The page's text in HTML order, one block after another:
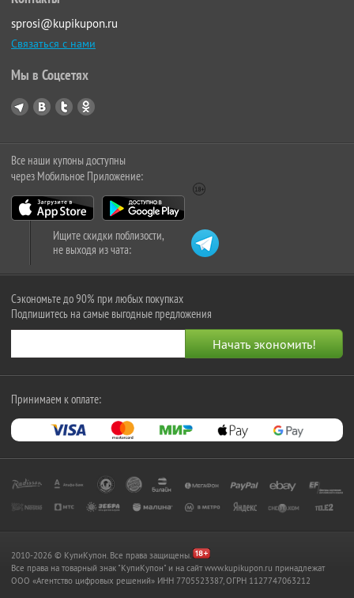
sprosi@kupikupon.ru
Связаться с нами
Мы в Соцсетях
Все наши купоны доступны
через Мобильное Приложение:
Ищите скидки поблизости,
не выходя из чата:
Сэкономьте до 90% при любых покупках
Подпишитесь на самые выгодные предложения
Принимаем к оплате:
2010-2026 © КупиКупон. Все права защищены.
Все права на товарный знак "КупиКупон" и на сайт www.kupikupon.ru принадлежат
OOO «Агентство цифровых решений» ИНН 7705523387, ОГРН 1127747063212